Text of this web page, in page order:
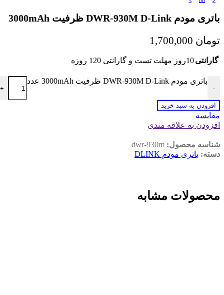
باتری مودم DWR-930M D-Link ظرفیت 3000mAh
تومان
گارانتی10روز مهلت تست و گارانتی 120 روزه
-
باتری مودم DWR-930M D-Link ظرفیت 3000mAh عدد
+
افزودن به سبد خرید
مقايسه
افزودن به علاقه مندی
شناسه محصول: dwr-930m
دسته: باتری مودم DLINK
محصولات مشابه